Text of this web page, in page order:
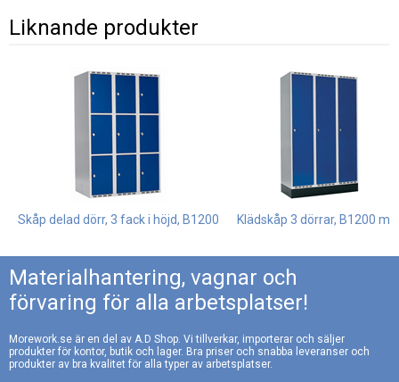
Sittbänk furu
Hög benram
Skohylla för
Liknande produkter
Skåp delad dörr, 3 fack i höjd, B1200 Klädskåp 3 dörrar, B1200
Materialhantering, vagnar och
förvaring för alla arbetsplatser!
Morework.se är en del av A.D Shop. Vi tillverkar, importerar och säljer
produkter för kontor, butik och lager. Bra priser och snabba leveranser och
produkter av bra kvalitet för alla typer av arbetsplatser.